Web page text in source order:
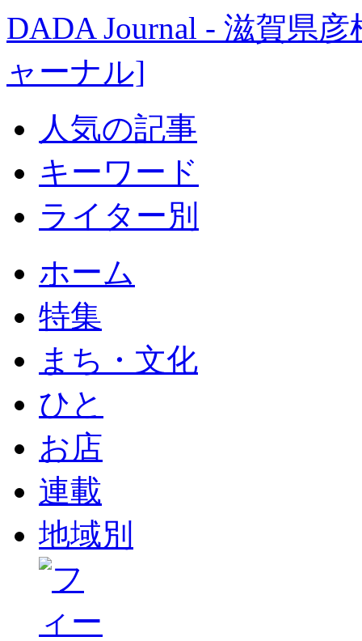
DADA Journal - 滋賀県
ャーナル]
人気の記事
キーワード
ライター別
ホーム
特集
まち・文化
ひと
お店
連載
地域別